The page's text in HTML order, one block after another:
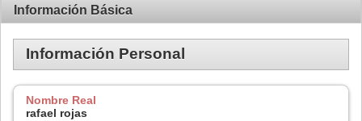
Información Básica
Información Personal
Nombre Real
rafael rojas